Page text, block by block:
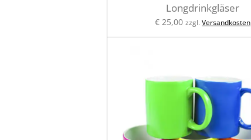
Longdrinkgläser
€ 25,00 zzgl.Versandkosten